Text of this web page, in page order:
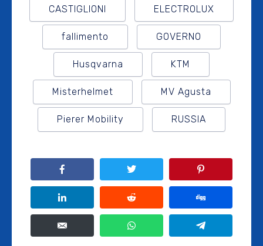
CASTIGLIONI ELECTROLUX
fallimento GOVERNO
Husqvarna KTM
Misterhelmet MV Agusta
Pierer Mobility RUSSIA